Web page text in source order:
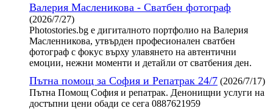
Валерия Масленикова - Сватбен фотограф
(2026/7/27)
Photostories.bg е дигиталното портфолио на Валерия
Масленникова, утвърден професионален сватбен
фотограф с фокус върху улавянето на автентични
емоции, нежни моменти и детайли от сватбения ден.
Пътна помощ за София и Репатрак 24/7 (2026/7/17)
Пътна Помощ София и репатрак. Денонищни услуги на
достъпни цени обади се сега 0887621959